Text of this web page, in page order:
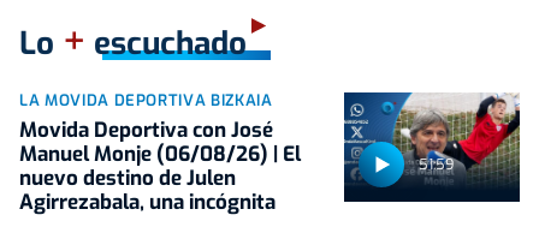
Lo + escuchado
51:59
LA MOVIDA DEPORTIVA BIZKAIA
Movida Deportiva con José
Manuel Monje (06/08/26) | El
nuevo destino de Julen
Agirrezabala, una incógnita